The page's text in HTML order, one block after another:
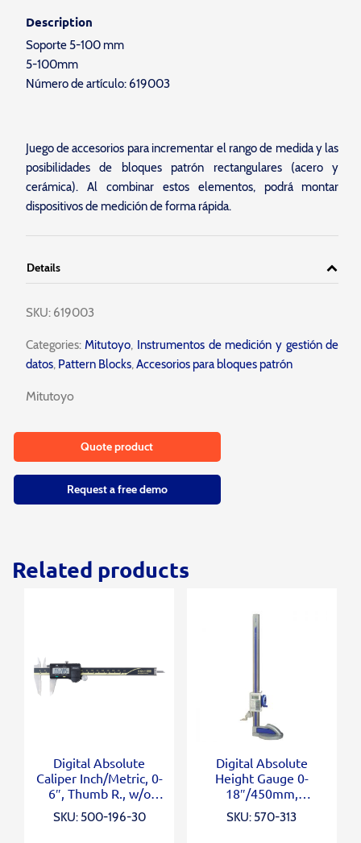
Description
Soporte 5-100 mm
5-100mm
Número de artículo: 619003
Juego de accesorios para incrementar el rango de medida y las
posibilidades de bloques patrón rectangulares (acero y
cerámica). Al combinar estos elementos, podrá montar
dispositivos de medición de forma rápida.
Details
SKU: 619003
Categories:Mitutoyo, Instrumentos de medición y gestión de
datos, Pattern Blocks,Accesorios para bloques patrón
Mitutoyo
Quote product
Request a free demo
Related products
Digital Absolute
Caliper Inch/Metric, 0-
6″, Thumb R., w/o
SKU: 500-196-30
Digital Absolute
Height Gauge 0-
18″/450mm,
SKU: 570-313